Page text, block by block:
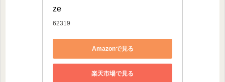
ze
62319
Amazonで見る
楽天市場で見る